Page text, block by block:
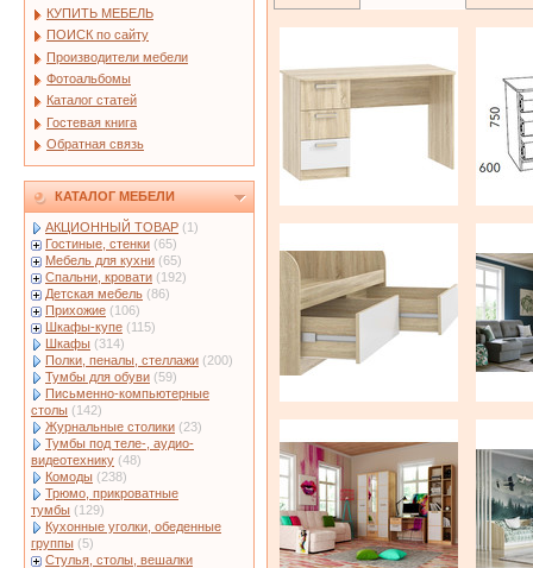
КУПИТЬ МЕБЕЛЬ
ПОИСК по сайту
Производители мебели
Фотоальбомы
Каталог статей
Гостевая книга
Обратная связь
КАТАЛОГ МЕБЕЛИ
АКЦИОННЫЙ ТОВАР (1)
Гостиные, стенки (65)
Мебель для кухни (65)
Спальни, кровати (192)
Детская мебель (86)
Прихожие (106)
Шкафы-купе (115)
Шкафы (314)
Полки, пеналы, стеллажи (200)
Тумбы для обуви (59)
Письменно-компьютерные
столы (142)
Журнальные столики (23)
Тумбы под теле-, аудио-
видеотехнику (48)
Комоды (238)
Трюмо, прикроватные
тумбы (129)
Кухонные уголки, обеденные
группы (5)
Стулья, столы, вешалки